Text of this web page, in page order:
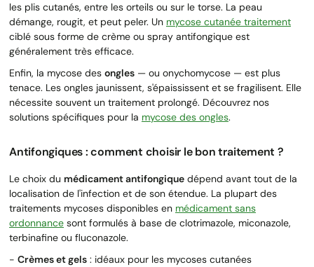
les plis cutanés, entre les orteils ou sur le torse. La peau
démange, rougit, et peut peler. Un mycose cutanée traitement
ciblé sous forme de crème ou spray antifongique est
généralement très efficace.
Enfin, la mycose des ongles — ou onychomycose — est plus
tenace. Les ongles jaunissent, s'épaississent et se fragilisent. Elle
nécessite souvent un traitement prolongé. Découvrez nos
solutions spécifiques pour la mycose des ongles.
Antifongiques : comment choisir le bon traitement ?
Le choix du médicament antifongique dépend avant tout de la
localisation de l'infection et de son étendue. La plupart des
traitements mycoses disponibles en médicament sans
ordonnance sont formulés à base de clotrimazole, miconazole,
terbinafine ou fluconazole.
- Crèmes et gels : idéaux pour les mycoses cutanées